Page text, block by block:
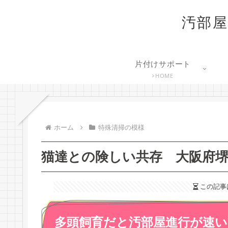
汚部
片付けサポート
HOME
ホーム 特殊清掃の模様
猫達との険しい共存 大阪府
この記事
多頭飼育だと汚部屋進行が速